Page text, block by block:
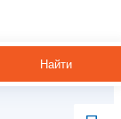
Найти